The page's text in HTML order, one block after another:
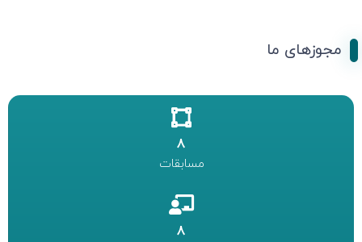
مجوزهای ما
8
مسابقات
8